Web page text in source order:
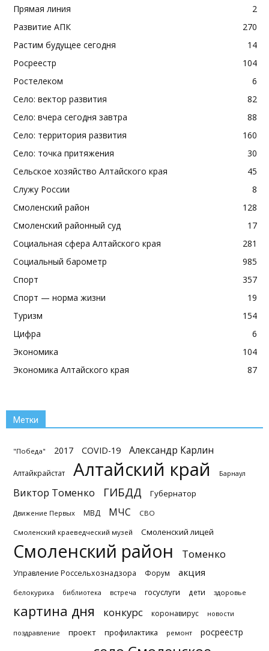
Прямая линия
2
Развитие АПК
270
Растим будущее сегодня
14
Росреестр
104
Ростелеком
6
Село: вектор развития
82
Село: вчера сегодня завтра
88
Село: территория развития
160
Село: точка притяжения
30
Сельское хозяйство Алтайского края
45
Служу России
8
Смоленский район
128
Смоленский районный суд
17
Социальная сфера Алтайского края
281
Социальный барометр
985
Спорт
357
Спорт — норма жизни
19
Туризм
154
Цифра
6
Экономика
104
Экономика Алтайского края
87
Метки
"Победа" 2017 COVID-19 Александр Карлин
Алтайкрайстат Алтайский край Барнаул
Виктор Томенко ГИБДД Губернатор
Движение Первых МВД МЧС СВО
Смоленский краеведческий музей Смоленский лицей
Смоленский район Томенко
Управление Россельхознадзора Форум акция
белокуриха библиотека встреча госуслуги дети здоровье
картина дня конкурс коронавирус новости
поздравление проект профилактика ремонт росреестр